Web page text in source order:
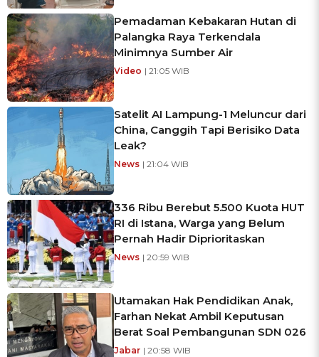
Pemadaman Kebakaran Hutan di
Palangka Raya Terkendala
Minimnya Sumber Air
Video | 21:05 WIB
Satelit AI Lampung-1 Meluncur dari
China, Canggih Tapi Berisiko Data
Leak?
News | 21:04 WIB
336 Ribu Berebut 5.500 Kuota HUT
RI di Istana, Warga yang Belum
Pernah Hadir Diprioritaskan
News | 20:59 WIB
Utamakan Hak Pendidikan Anak,
Farhan Nekat Ambil Keputusan
Berat Soal Pembangunan SDN 026
Jabar | 20:58 WIB